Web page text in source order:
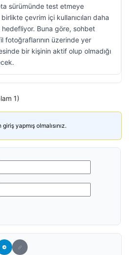
sürümünde test etmeye
çevrim içi kullanıcıları daha
Buna göre, sohbet
fotoğraflarının üzerinde yer
bir kişinin aktif olup olmadığı
1)
yapmış olmalısınız.